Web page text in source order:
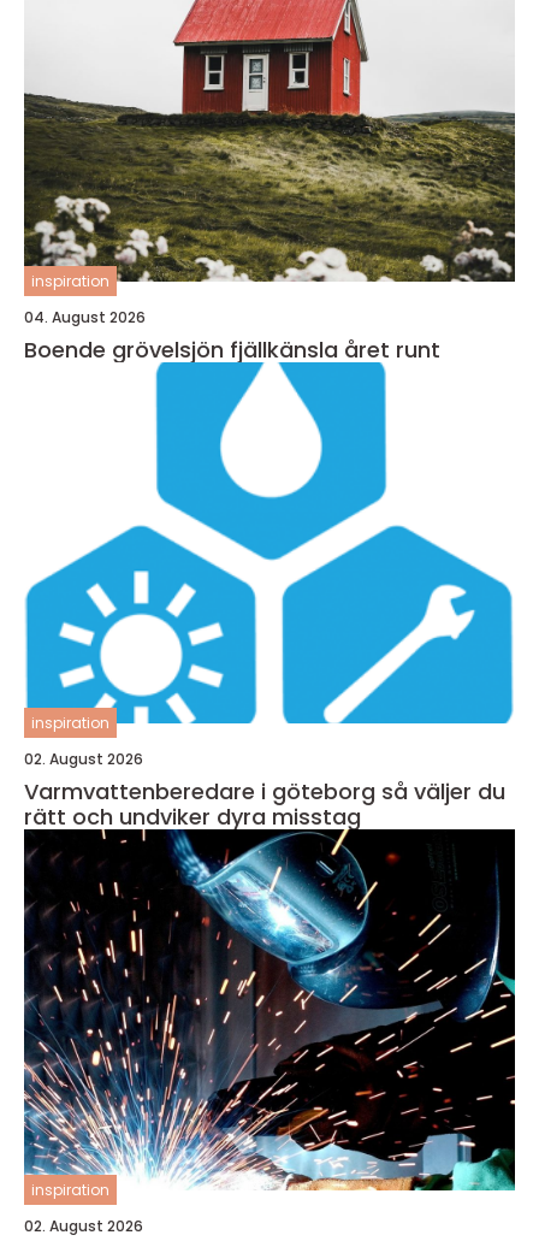
inspiration
04. August 2026
Boende grövelsjön fjällkänsla året runt
inspiration
02. August 2026
Varmvattenberedare i göteborg så väljer du
rätt och undviker dyra misstag
inspiration
02. August 2026